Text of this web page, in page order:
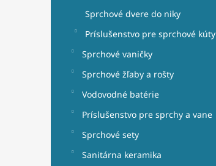
Sprchové dvere do niky
Príslušenstvo pre sprchové kúty
Sprchové vaničky
Sprchové žľaby a rošty
Vodovodné batérie
Príslušenstvo pre sprchy a vane
Sprchové sety
Sanitárna keramika